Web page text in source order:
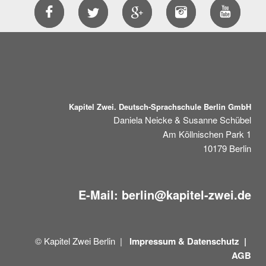
Kapitel Zwei. Deutsch-Sprachschule Berlin GmbH
Daniela Neicke & Susanne Schübel
Am Köllnischen Park 1
10179 Berlin
E-Mail: berlin@kapitel-zwei.de
© Kapitel Zwei Berlin | Impressum & Datenschutz |
AGB